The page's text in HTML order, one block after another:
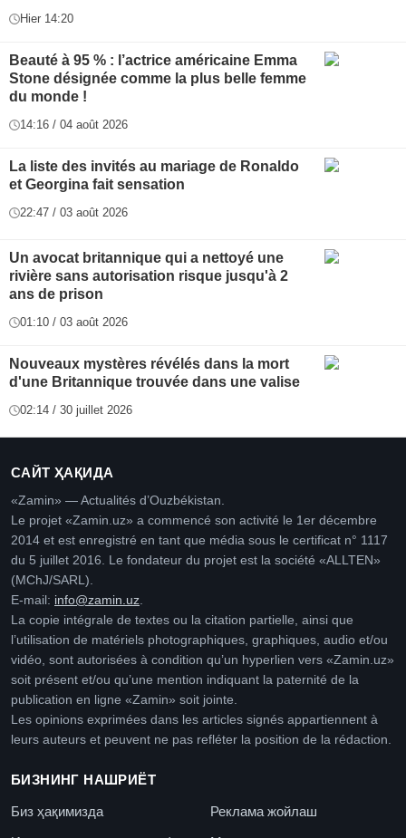
Hier 14:20
Beauté à 95 % : l’actrice américaine Emma
Stone désignée comme la plus belle femme
du monde !
14:16 / 04 août 2026
La liste des invités au mariage de Ronaldo
et Georgina fait sensation
22:47 / 03 août 2026
Un avocat britannique qui a nettoyé une
rivière sans autorisation risque jusqu'à 2
ans de prison
01:10 / 03 août 2026
Nouveaux mystères révélés dans la mort
d'une Britannique trouvée dans une valise
02:14 / 30 juillet 2026
САЙТ ҲАҚИДА
«Zamin» — Actualités d’Ouzbékistan.
Le projet «Zamin.uz» a commencé son activité le 1er décembre
2014 et est enregistré en tant que média sous le certificat n° 1117
du 5 juillet 2016. Le fondateur du projet est la société «ALLTEN»
(MChJ/SARL).
E-mail: info@zamin.uz.
La copie intégrale de textes ou la citation partielle, ainsi que
l’utilisation de matériels photographiques, graphiques, audio et/ou
vidéo, sont autorisées à condition qu’un hyperlien vers «Zamin.uz»
soit présent et/ou qu’une mention indiquant la paternité de la
publication en ligne «Zamin» soit jointe.
Les opinions exprimées dans les articles signés appartiennent à
leurs auteurs et peuvent ne pas refléter la position de la rédaction.
БИЗНИНГ НАШРИЁТ
Биз ҳақимизда
Реклама жойлаш